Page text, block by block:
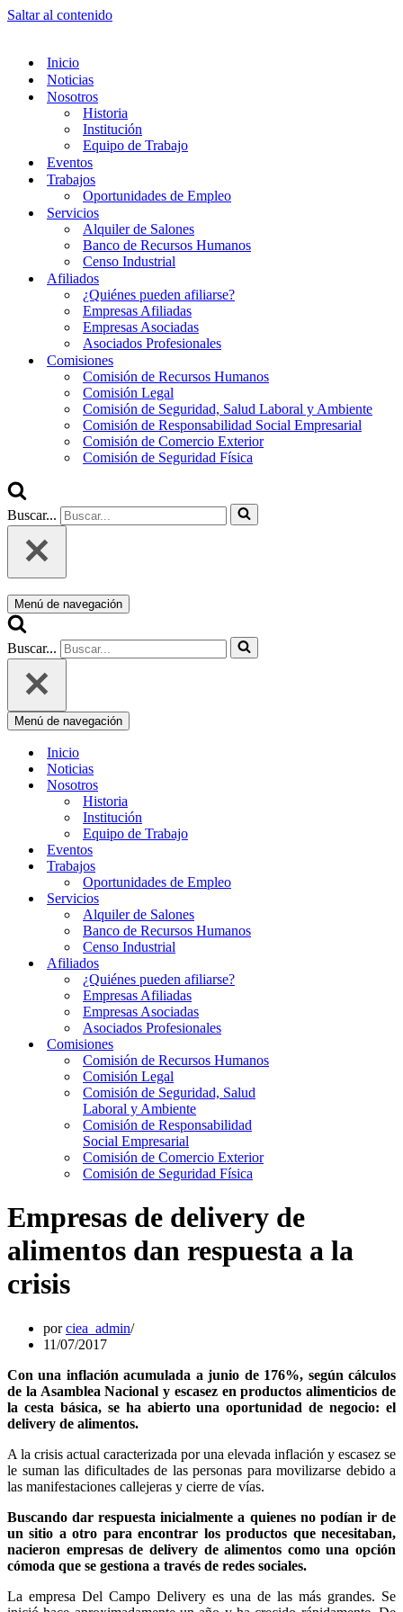
Saltar al contenido
Inicio
Noticias
Nosotros
Historia
Institución
Equipo de Trabajo
Eventos
Trabajos
Oportunidades de Empleo
Servicios
Alquiler de Salones
Banco de Recursos Humanos
Censo Industrial
Afiliados
¿Quiénes pueden afiliarse?
Empresas Afiliadas
Empresas Asociadas
Asociados Profesionales
Comisiones
Comisión de Recursos Humanos
Comisión Legal
Comisión de Seguridad, Salud Laboral y Ambiente
Comisión de Responsabilidad Social Empresarial
Comisión de Comercio Exterior
Comisión de Seguridad Física
Buscar...
Menú de navegación
Buscar...
Menú de navegación
Inicio
Noticias
Nosotros
Historia
Institución
Equipo de Trabajo
Eventos
Trabajos
Oportunidades de Empleo
Servicios
Alquiler de Salones
Banco de Recursos Humanos
Censo Industrial
Afiliados
¿Quiénes pueden afiliarse?
Empresas Afiliadas
Empresas Asociadas
Asociados Profesionales
Comisiones
Comisión de Recursos Humanos
Comisión Legal
Comisión de Seguridad, Salud
Laboral y Ambiente
Comisión de Responsabilidad
Social Empresarial
Comisión de Comercio Exterior
Comisión de Seguridad Física
Empresas de delivery de
alimentos dan respuesta a la
crisis
porciea_admin
11/07/2017
Con una inflación acumulada a junio de 176%, según cálculos
de la Asamblea Nacional y escasez en productos alimenticios de
la cesta básica, se ha abierto una oportunidad de negocio: el
delivery de alimentos.
A la crisis actual caracterizada por una elevada inflación y escasez se
le suman las dificultades de las personas para movilizarse debido a
las manifestaciones callejeras y cierre de vías.
Buscando dar respuesta inicialmente a quienes no podían ir de
un sitio a otro para encontrar los productos que necesitaban,
nacieron empresas de delivery de alimentos como una opción
cómoda que se gestiona a través de redes sociales.
La empresa Del Campo Delivery es una de las más grandes. Se